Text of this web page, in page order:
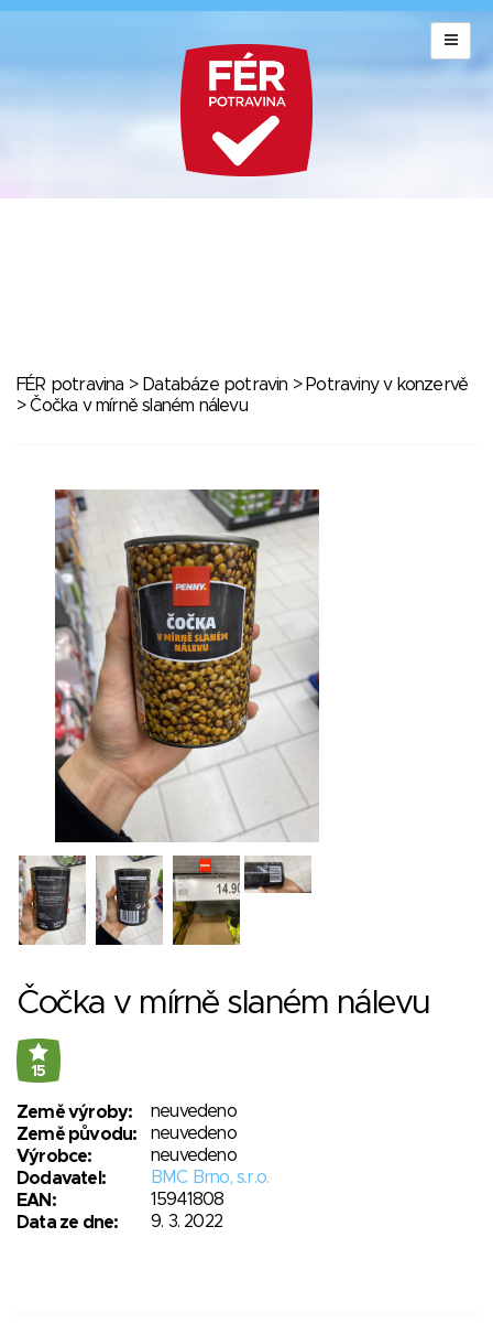
FÉR potravina > Databáze potravin > Potraviny v konzervě
> Čočka v mírně slaném nálevu
Čočka v mírně slaném nálevu
15
Země výroby:
neuvedeno
Země původu:
neuvedeno
Výrobce:
neuvedeno
Dodavatel:
BMC Brno, s.r.o.
EAN:
15941808
Data ze dne:
9. 3. 2022